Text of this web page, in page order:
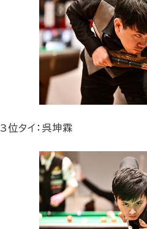
3位タイ：呉坤霖